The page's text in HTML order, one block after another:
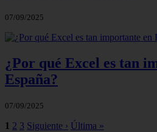
07/09/2025
¿Por qué Excel es tan
España?
07/09/2025
1 2 3 Siguiente › Última »